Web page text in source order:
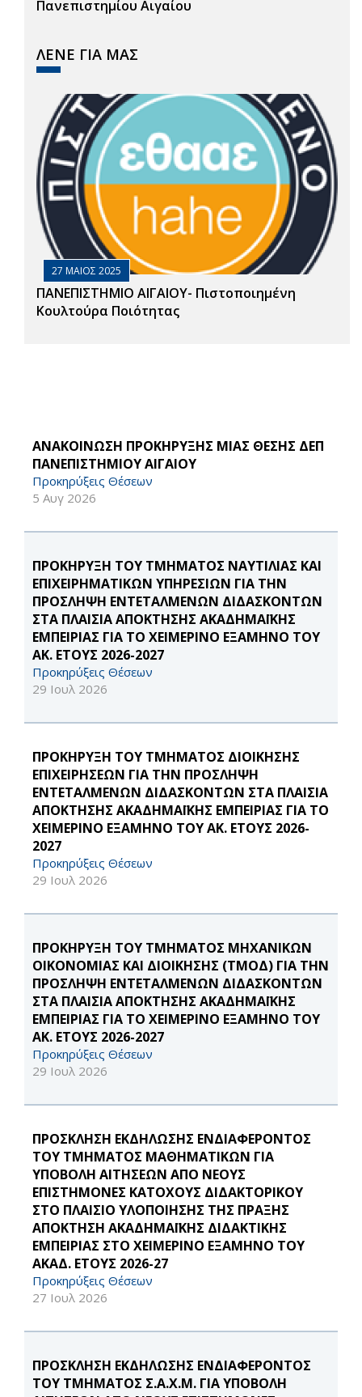
Πανεπιστημίου Αιγαίου
ΛΕΝΕ ΓΙΑ ΜΑΣ
27 ΜΑΙΟΣ 2025
ΠΑΝΕΠΙΣΤΗΜΙΟ ΑΙΓΑΙΟΥ- Πιστοποιημένη
Κουλτούρα Ποιότητας
ΑΝΑΚΟΙΝΩΣΗ ΠΡΟΚΗΡΥΞΗΣ ΜΙΑΣ ΘΕΣΗΣ ΔΕΠ
ΠΑΝΕΠΙΣΤΗΜΙΟΥ ΑΙΓΑΙΟΥ
Προκηρύξεις Θέσεων
5 Αυγ 2026
ΠΡΟΚΗΡΥΞΗ ΤΟΥ ΤΜΗΜΑΤΟΣ ΝΑΥΤΙΛΙΑΣ ΚΑΙ
ΕΠΙΧΕΙΡΗΜΑΤΙΚΩΝ ΥΠΗΡΕΣΙΩΝ ΓΙΑ ΤΗΝ
ΠΡΟΣΛΗΨΗ ΕΝΤΕΤΑΛΜΕΝΩΝ ΔΙΔΑΣΚΟΝΤΩΝ
ΣΤΑ ΠΛΑΙΣΙΑ ΑΠΟΚΤΗΣΗΣ ΑΚΑΔΗΜΑΪΚΗΣ
ΕΜΠΕΙΡΙΑΣ ΓΙΑ ΤΟ ΧΕΙΜΕΡΙΝΟ ΕΞΑΜΗΝΟ ΤΟΥ
ΑΚ. ΕΤΟΥΣ 2026-2027
Προκηρύξεις Θέσεων
29 Ιουλ 2026
ΠΡΟΚΗΡΥΞΗ ΤΟΥ ΤΜΗΜΑΤΟΣ ΔΙΟΙΚΗΣΗΣ
ΕΠΙΧΕΙΡΗΣΕΩΝ ΓΙΑ ΤΗΝ ΠΡΟΣΛΗΨΗ
ΕΝΤΕΤΑΛΜΕΝΩΝ ΔΙΔΑΣΚΟΝΤΩΝ ΣΤΑ ΠΛΑΙΣΙΑ
ΑΠΟΚΤΗΣΗΣ ΑΚΑΔΗΜΑΪΚΗΣ ΕΜΠΕΙΡΙΑΣ ΓΙΑ ΤΟ
ΧΕΙΜΕΡΙΝΟ ΕΞΑΜΗΝΟ ΤΟΥ ΑΚ. ΕΤΟΥΣ 2026-
2027
Προκηρύξεις Θέσεων
29 Ιουλ 2026
ΠΡΟΚΗΡΥΞΗ ΤΟΥ ΤΜΗΜΑΤΟΣ ΜΗΧΑΝΙΚΩΝ
ΟΙΚΟΝΟΜΙΑΣ ΚΑΙ ΔΙΟΙΚΗΣΗΣ (ΤΜΟΔ) ΓΙΑ ΤΗΝ
ΠΡΟΣΛΗΨΗ ΕΝΤΕΤΑΛΜΕΝΩΝ ΔΙΔΑΣΚΟΝΤΩΝ
ΣΤΑ ΠΛΑΙΣΙΑ ΑΠΟΚΤΗΣΗΣ ΑΚΑΔΗΜΑΪΚΗΣ
ΕΜΠΕΙΡΙΑΣ ΓΙΑ ΤΟ ΧΕΙΜΕΡΙΝΟ ΕΞΑΜΗΝΟ ΤΟΥ
ΑΚ. ΕΤΟΥΣ 2026-2027
Προκηρύξεις Θέσεων
29 Ιουλ 2026
ΠΡΟΣΚΛΗΣΗ ΕΚΔΗΛΩΣΗΣ ΕΝΔΙΑΦΕΡΟΝΤΟΣ
ΤΟΥ ΤΜΗΜΑΤΟΣ ΜΑΘΗΜΑΤΙΚΩΝ ΓΙΑ
ΥΠΟΒΟΛΗ ΑΙΤΗΣΕΩΝ ΑΠΟ ΝΕΟΥΣ
ΕΠΙΣΤΗΜΟΝΕΣ ΚΑΤΟΧΟΥΣ ΔΙΔΑΚΤΟΡΙΚΟΥ
ΣΤΟ ΠΛΑΙΣΙΟ ΥΛΟΠΟΙΗΣΗΣ ΤΗΣ ΠΡΑΞΗΣ
ΑΠΟΚΤΗΣΗ ΑΚΑΔΗΜΑΪΚΗΣ ΔΙΔΑΚΤΙΚΗΣ
ΕΜΠΕΙΡΙΑΣ ΣΤΟ ΧΕΙΜΕΡΙΝΟ ΕΞΑΜΗΝΟ ΤΟΥ
ΑΚΑΔ. ΕΤΟΥΣ 2026-27
Προκηρύξεις Θέσεων
27 Ιουλ 2026
ΠΡΟΣΚΛΗΣΗ ΕΚΔΗΛΩΣΗΣ ΕΝΔΙΑΦΕΡΟΝΤΟΣ
ΤΟΥ ΤΜΗΜΑΤΟΣ Σ.Α.Χ.Μ. ΓΙΑ ΥΠΟΒΟΛΗ